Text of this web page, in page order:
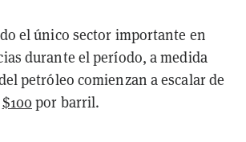
el único sector importante en
durante el período, a medida
petróleo comienzan a escalar de
$100por barril.